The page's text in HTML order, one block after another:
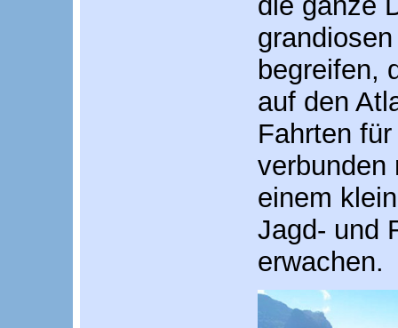
begreifen,
auf den
Fahrten
verbunden
einem
Jagd- und
erwachen.